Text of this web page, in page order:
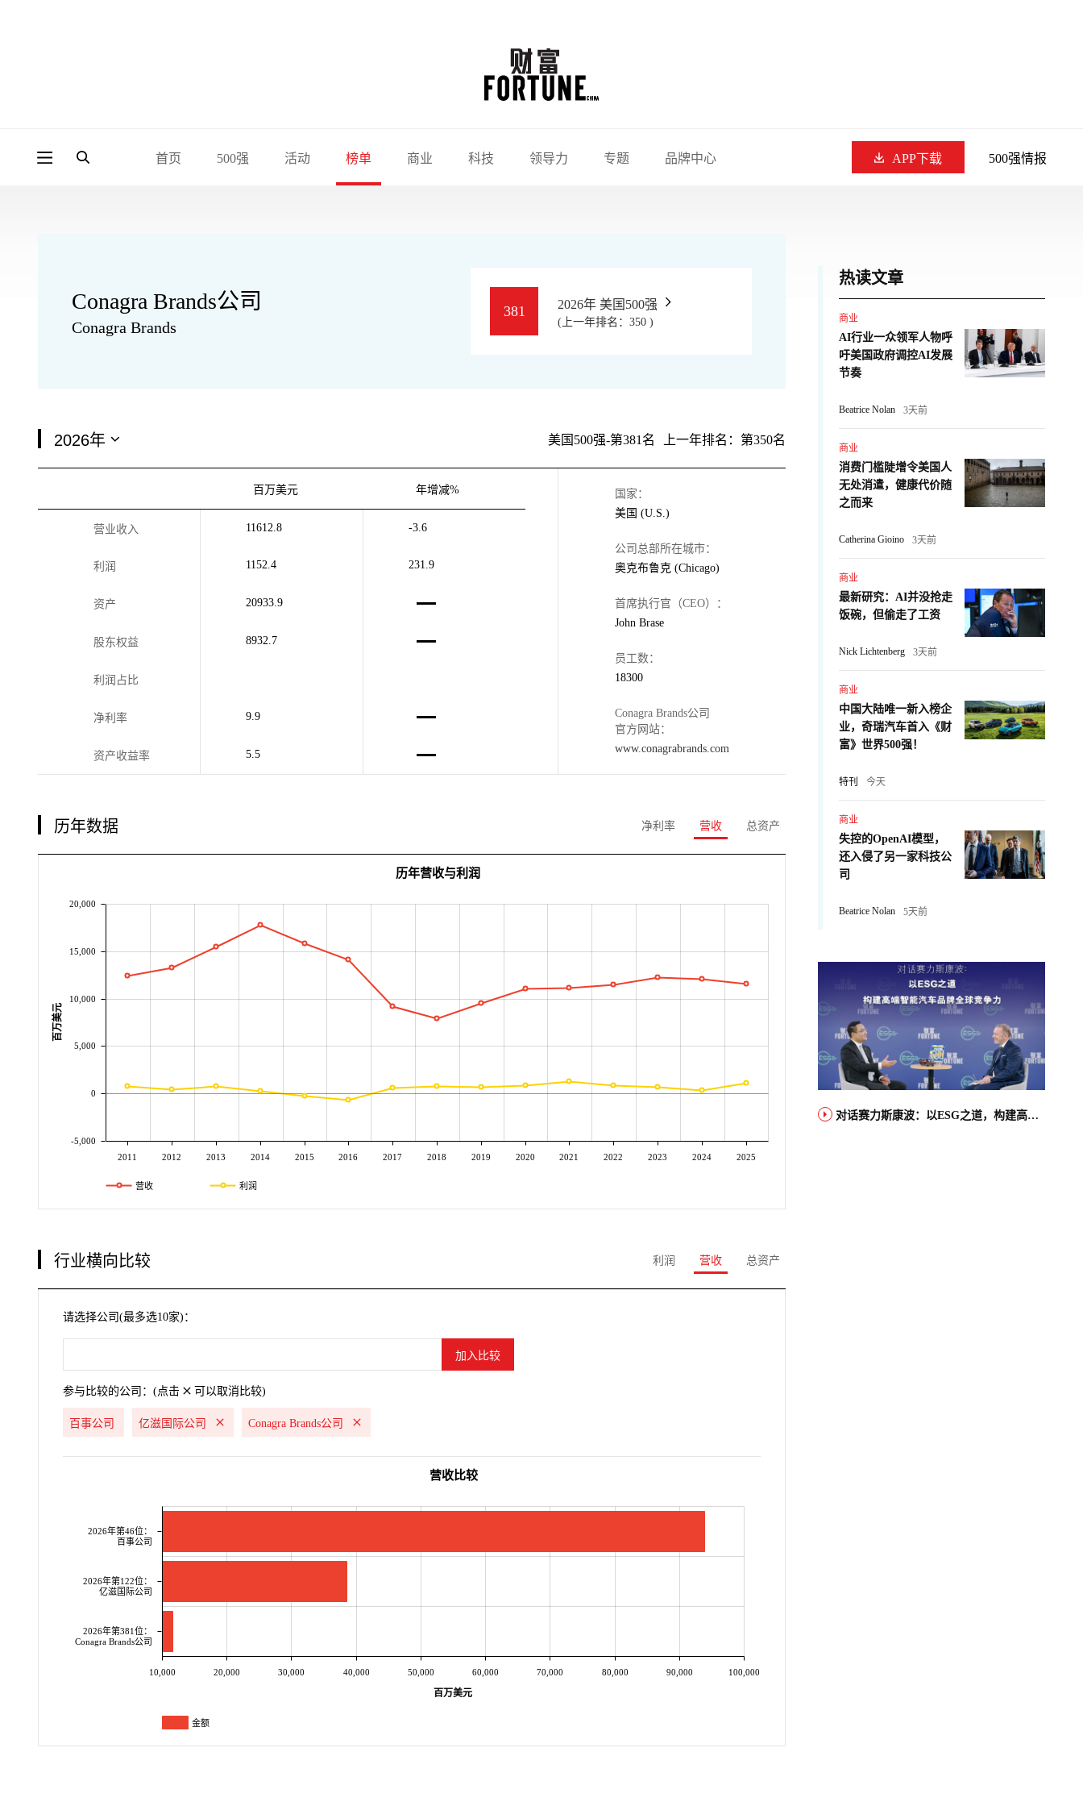
首页 500强 活动 榜单 商业 科技 领导力 专题 品牌中心 APP下载 500强情报
Conagra Brands公司
Conagra Brands
381 2026年 美国500强
(上一年排名：350 )
美国500强-第381名 上一年排名：第350名
百万美元 年增减%
营业收入 11612.8 -3.6
利润 1152.4 231.9
资产 20933.9
股东权益 8932.7
利润占比
净利率 9.9
资产收益率 5.5
国家：
美国 (U.S.)
公司总部所在城市：
奥克布鲁克 (Chicago)
首席执行官（CEO）：
John Brase
员工数：
18300
Conagra Brands公司
官方网站：
www.conagrabrands.com
历年数据 净利率 营收 总资产
2011 2012 2013 2014 2015 2016 2017 2018 2019 2020 2021 2022 2023 2024 2025
-5,000
0
5,000
10,000
15,000
20,000
百万美元
历年营收与利润
营收 利润
行业横向比较 利润 营收 总资产
请选择公司(最多选10家)：
参与比较的公司：(点击 可以取消比较)
百事公司 亿滋国际公司 Conagra Brands公司
2026年第46位：
百事公司
2026年第122位：
亿滋国际公司
2026年第381位：
Conagra Brands公司
10,000 20,000 30,000 40,000 50,000 60,000 70,000 80,000 90,000 100,000
百万美元
营收比较
金额
热读文章
商业
AI行业一众领军人物呼
吁美国政府调控AI发展
节奏
Beatrice Nolan 3天前
商业
消费门槛陡增令美国人
无处消遣，健康代价随
之而来
Catherina Gioino 3天前
商业
最新研究：AI并没抢走
饭碗，但偷走了工资
Nick Lichtenberg 3天前
商业
中国大陆唯一新入榜企
业，奇瑞汽车首入《财
富》世界500强！
特刊 今天
商业
失控的OpenAI模型，
还入侵了另一家科技公
司
Beatrice Nolan 5天前
对话赛力斯康波：以ESG之道，构建高端智能汽车品牌全球竞争力